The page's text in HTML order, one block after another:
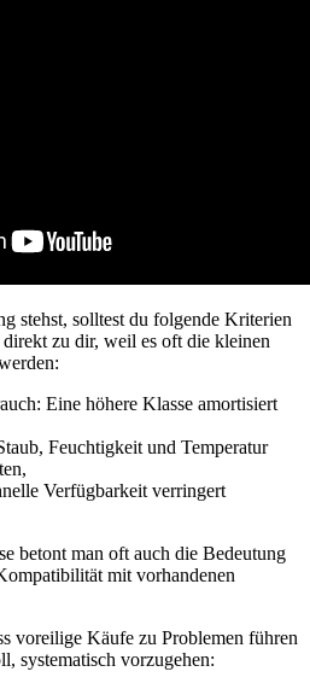
stehst, solltest du folgende Kriterien
zu dir, weil es oft die kleinen
Eine höhere Klasse amortisiert
Feuchtigkeit und Temperatur
Verfügbarkeit verringert
betont man oft auch die Bedeutung
mit vorhandenen
voreilige Käufe zu Problemen führen
systematisch vorzugehen: